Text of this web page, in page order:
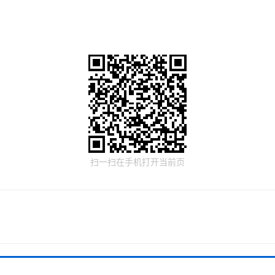
扫一扫在手机打开当前页